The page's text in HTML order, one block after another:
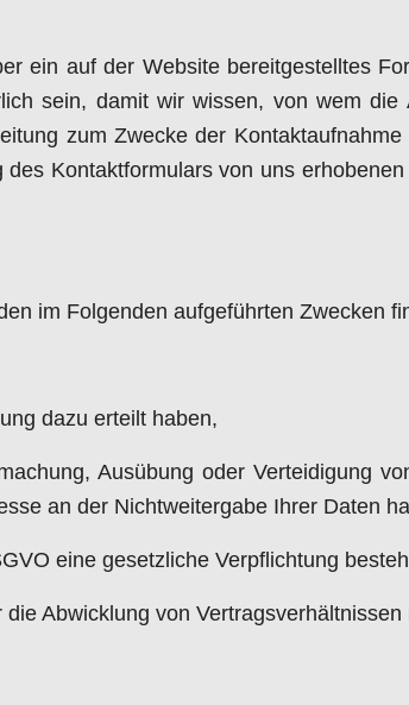
ein auf der Website bereitgestelltes
sein, damit wir wissen, von wem
zum Zwecke der
Kontaktformulars von uns
im Folgenden aufgeführten Zwecken
dazu erteilt haben,
Ausübung oder Verteidigung
an der Nichtweitergabe Ihrer Daten
eine gesetzliche Verpflichtung
Abwicklung von